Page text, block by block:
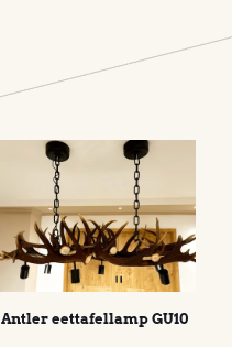
Antler eettafellamp GU10